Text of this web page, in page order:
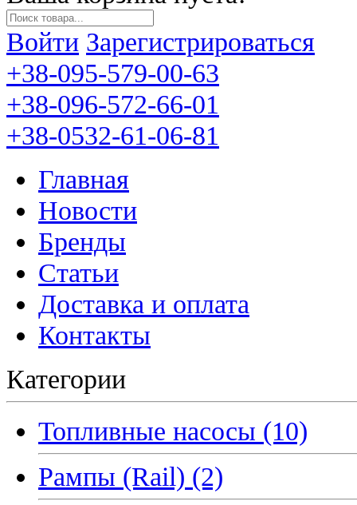
Войти Зарегистрироваться
+38-095-579-00-63
+38-096-572-66-01
+38-0532-61-06-81
Главная
Новости
Бренды
Статьи
Доставка и оплата
Контакты
Категории
Топливные насосы (10)
Рампы (Rail) (2)